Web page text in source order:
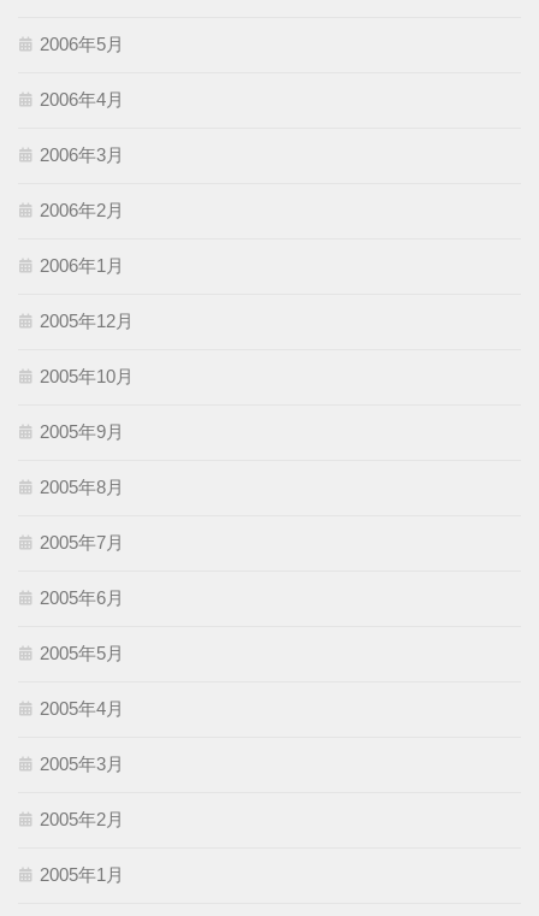
2006年5月
2006年4月
2006年3月
2006年2月
2006年1月
2005年12月
2005年10月
2005年9月
2005年8月
2005年7月
2005年6月
2005年5月
2005年4月
2005年3月
2005年2月
2005年1月